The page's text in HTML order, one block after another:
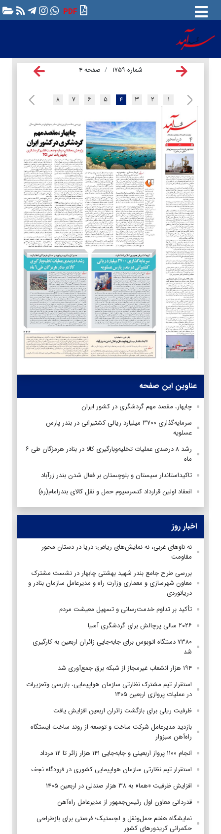
PDF
شماره ۱۷۵۹ صفحه ۴
۱ ۲ ۳ ۴ ۵ ۶ ۷ ۸
عناوین این صفحه
چابهار، مقصد مهم گردشگری در كشور ایران
سرمایه‌گذاری ۳۷۰۰ میلیارد ریالی کشتیرانی در بندر پارس
عسلویه
رشد ۸ درصدی عملیات تخلیه‌وبارگیری کالا در بنادر هرمزگان طی ۶
ماه
تاکیداستاندار سیستان و بلوچستان بر فعال شدن بندر زرآباد
انعقاد اولین قرارداد کنسرسیوم حمل و نقل کالای بندرامام(ره)
اخبار روز
نه ناوهای غربی، نه نمایش‌های ریاض؛ دریا در دستان محور
مقاومت
بررسی طرح جامع بندر شهید بهشتی چابهار در نشست مشترک
معاون شهرسازی و معماری وزارت راه و مدیرعامل سازمان بنادر و
دریانوردی
تأکید بر تداوم خدمت‌رسانی و تسهیل معیشت مردم
۲۰۲۶ سالی پرچالش برای گردشگری آسیا
۷۳۸۰ دستگاه اتوبوس برای جابه‌جایی زائران اربعین به‌ کارگیری
شد
۱۹۴ هزار انشعاب غیرمجاز از شبکه برق جمع‌آوری شد
استقرار تیم مشترک نظارتی سازمان هواپیمایی، بازرسی وتعزیرات
در عملیات پروازی اربعین ۱۴۰۵
ظرفیت ریلی برای بازگشت زائران اربعین افزایش یافت
بازدید مدیرعامل شرکت ساخت و توسعه از روند ساخت ایستگاه
راه‌آهن سبزوار
انجام ۱۱۰۰ پرواز اربعینی و جابه‌جایی ۱۴۱ هزار زائر تا ۱۲ مرداد
استقرار تیم‌ نظارتی سازمان هواپیمایی کشوری در فرودگاه نجف
افزایش ظرفیت «هما» به ۳۸ هزار صندلی در اربعین ۱۴۰۵
قدردانی معاون اول رئیس‌جمهور از مدیرعامل راه‌آهن
نمایشگاه هفتم حمل‌ونقل و لجستیک؛ فرصتی برای بازطراحی
حکمرانی کریدورهای کشور